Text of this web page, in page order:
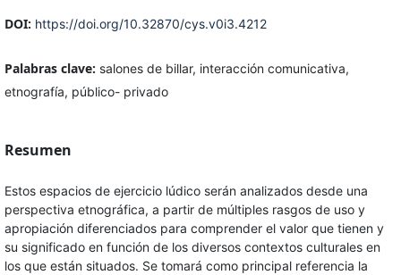
DOI: https://doi.org/10.32870/cys.v0i3.4212
Palabras clave: salones de billar, interacción comunicativa,
etnografía, público- privado
Resumen
Estos espacios de ejercicio lúdico serán analizados desde una
perspectiva etnográfica, a partir de múltiples rasgos de uso y
apropiación diferenciados para comprender el valor que tienen y
su significado en función de los diversos contextos culturales en
los que están situados. Se tomará como principal referencia la